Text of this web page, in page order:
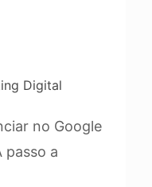
Digital
no Google
passo a